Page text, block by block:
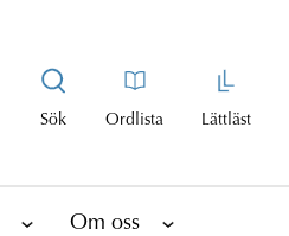
Sök Ordlista Lättläst
Om oss